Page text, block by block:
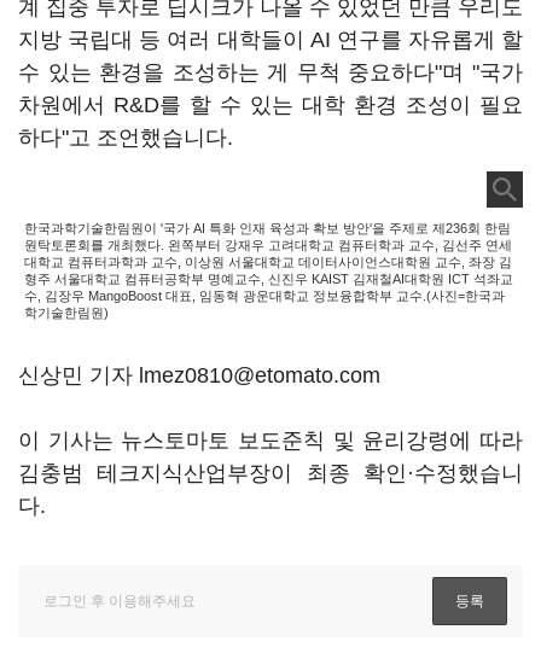
계 집중 투자로 딥시크가 나올 수 있었던 만큼 우리도
지방 국립대 등 여러 대학들이 AI 연구를 자유롭게 할
수 있는 환경을 조성하는 게 무척 중요하다"며 "국가
차원에서 R&D를 할 수 있는 대학 환경 조성이 필요
하다"고 조언했습니다.
한국과학기술한림원이 '국가 AI 특화 인재 육성과 확보 방안'을 주제로 제236회 한림
원탁토론회를 개최했다. 왼쪽부터 강재우 고려대학교 컴퓨터학과 교수, 김선주 연세
대학교 컴퓨터과학과 교수, 이상원 서울대학교 데이터사이언스대학원 교수, 좌장 김
형주 서울대학교 컴퓨터공학부 명예교수, 신진우 KAIST 김재철AI대학원 ICT 석좌교
수, 김장우 MangoBoost 대표, 임동혁 광운대학교 정보융합학부 교수.(사진=한국과
학기술한림원)
신상민 기자 lmez0810@etomato.com
이 기사는 뉴스토마토 보도준칙 및 윤리강령에 따라
김충범 테크지식산업부장이 최종 확인·수정했습니
다.